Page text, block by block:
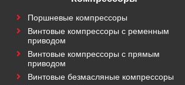
Поршневые компрессоры
Винтовые компрессоры с ременным
приводом
Винтовые компрессоры с прямым
приводом
Винтовые безмасляные компрессоры